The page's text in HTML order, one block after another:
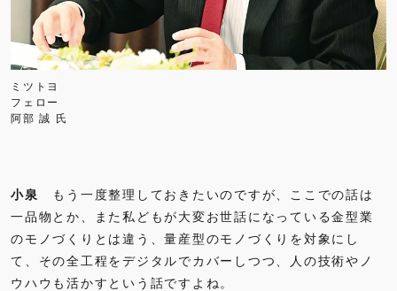
ミツトヨ
フェロー
阿部 誠 氏
小泉
もう一度整理しておきたいのですが、ここでの話は
一品物とか、また私どもが大変お世話になっている金型業
のモノづくりとは違う、量産型のモノづくりを対象にし
て、その全工程をデジタルでカバーしつつ、人の技術やノ
ウハウも活かすという話ですよね。